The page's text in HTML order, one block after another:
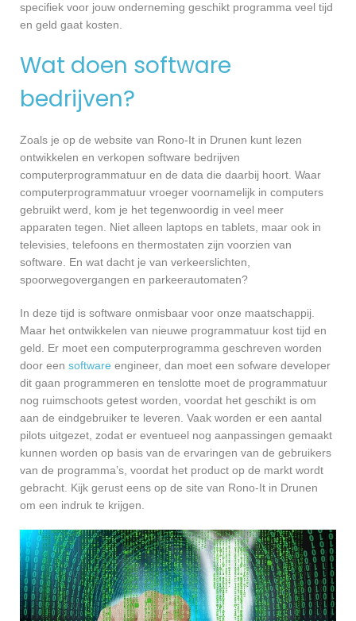
specifiek voor jouw onderneming geschikt programma veel tijd
en geld gaat kosten.
Wat doen software
bedrijven?
Zoals je op de website van Rono-It in Drunen kunt lezen
ontwikkelen en verkopen software bedrijven
computerprogrammatuur en de data die daarbij hoort. Waar
computerprogrammatuur vroeger voornamelijk in computers
gebruikt werd, kom je het tegenwoordig in veel meer
apparaten tegen. Niet alleen laptops en tablets, maar ook in
televisies, telefoons en thermostaten zijn voorzien van
software. En wat dacht je van verkeerslichten,
spoorwegovergangen en parkeerautomaten?
In deze tijd is software onmisbaar voor onze maatschappij.
Maar het ontwikkelen van nieuwe programmatuur kost tijd en
geld. Er moet een computerprogramma geschreven worden
door een software engineer, dan moet een sofware developer
dit gaan programmeren en tenslotte moet de programmatuur
nog ruimschoots getest worden, voordat het geschikt is om
aan de eindgebruiker te leveren. Vaak worden er een aantal
pilots uitgezet, zodat er eventueel nog aanpassingen gemaakt
kunnen worden op basis van de ervaringen van de gebruikers
van de programma’s, voordat het product op de markt wordt
gebracht. Kijk gerust eens op de site van Rono-It in Drunen
om een indruk te krijgen.